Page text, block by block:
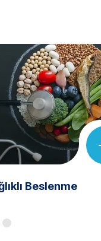
Beslenme